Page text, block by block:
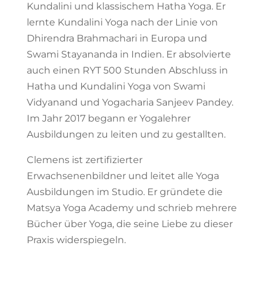
Kundalini und klassischem Hatha Yoga. Er
lernte Kundalini Yoga nach der Linie von
Dhirendra Brahmachari in Europa und
Swami Stayananda in Indien. Er absolvierte
auch einen RYT 500 Stunden Abschluss in
Hatha und Kundalini Yoga von Swami
Vidyanand und Yogacharia Sanjeev Pandey.
Im Jahr 2017 begann er Yogalehrer
Ausbildungen zu leiten und zu gestallten.
Clemens ist zertifizierter
Erwachsenenbildner und leitet alle Yoga
Ausbildungen im Studio. Er gründete die
Matsya Yoga Academy und schrieb mehrere
Bücher über Yoga, die seine Liebe zu dieser
Praxis widerspiegeln.